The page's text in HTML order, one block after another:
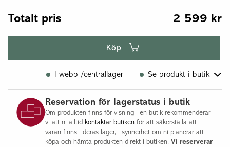
Totalt pris 2 599 kr
Köp
I webb-/centrallager Se produkt i butik
Reservation för lagerstatus i butik
Om produkten finns för visning i en butik rekommenderar
vi att ni alltid kontaktar butiken för att säkerställa att
varan finns i deras lager, i synnerhet om ni planerar att
köpa och hämta produkten direkt i butiken. Vi reserverar